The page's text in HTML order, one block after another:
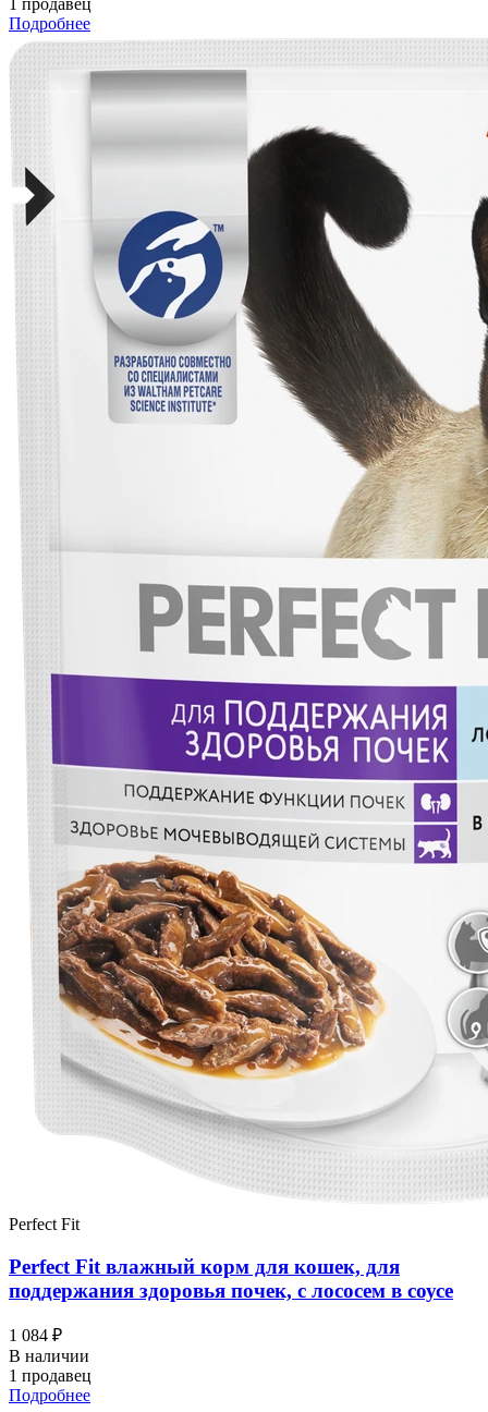
Подробнее
Perfect Fit
Perfect Fit влажный корм для кошек, для
поддержания здоровья почек, с лососем в соусе
1 084 ₽
В наличии
1 продавец
Подробнее